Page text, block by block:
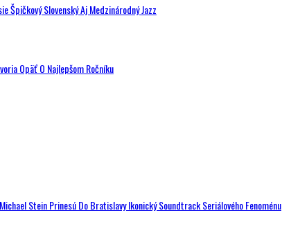
Špičkový Slovenský Aj Medzinárodný Jazz
Opäť O Najlepšom Ročníku
Stein Prinesú Do Bratislavy Ikonický Soundtrack Seriálového Fenoménu